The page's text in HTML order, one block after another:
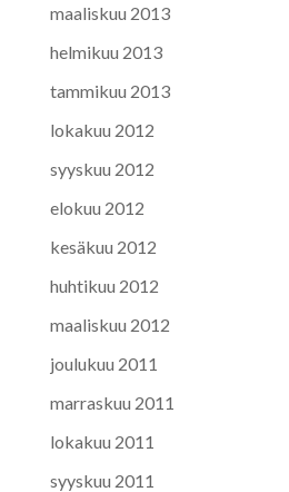
maaliskuu 2013
helmikuu 2013
tammikuu 2013
lokakuu 2012
syyskuu 2012
elokuu 2012
kesäkuu 2012
huhtikuu 2012
maaliskuu 2012
joulukuu 2011
marraskuu 2011
lokakuu 2011
syyskuu 2011